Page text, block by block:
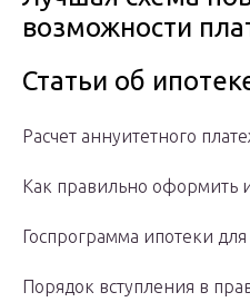
возможности
Статьи об
Расчет аннуитетного
Как правильно оформить
Госпрограмма ипотеки
Порядок вступления в